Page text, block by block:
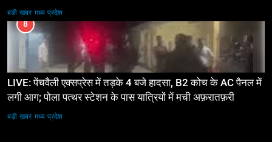
बड़ी ख़बर मध्य प्रदेश
8
LIVE: पेंचवैली एक्सप्रेस में तड़के 4 बजे हादसा, B2 कोच के AC पैनल में
लगी आग; पोला पत्थर स्टेशन के पास यात्रियों में मची अफ़रातफ़री
बड़ी ख़बर मध्य प्रदेश